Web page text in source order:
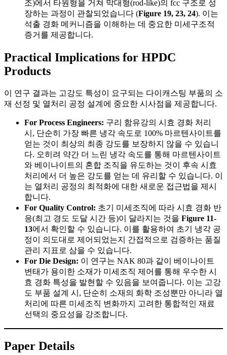
조)에서 타원형을 거쳐 막대형(rod-like)의 fcc 구조로 성
장하는 과정이 관찰되었습니다 (Figure 19, 23, 24). 이는
석출 경화 메커니즘을 이해하는 데 중요한 미세구조적
증거를 제공합니다.
Practical Implications for HPDC
Products
이 연구 결과는 고강도 특성이 요구되는 다이캐스팅 부품의 소
재 선정 및 열처리 공정 설계에 중요한 시사점을 제공합니다.
For Process Engineers: 구리 함유강의 시효 경화 처리
시, 단순히 가장 빠른 냉각 속도로 100% 마르텐사이트를
얻는 것이 최상의 최종 강도를 보장하지 않을 수 있습니
다. 오히려 약간 더 느린 냉각 속도를 통해 마르텐사이트
와 베이나이트의 혼합 조직을 유도하는 것이 후속 시효
처리에서 더 높은 강도를 얻는 데 유리할 수 있습니다. 이
는 열처리 공정의 최적화에 대한 새로운 접근법을 제시
합니다.
For Quality Control: 초기 미세조직에 따라 시효 경화 반
응(최고 경도 도달 시간 등)이 달라지는 것을 Figure 11-
13에서 확인할 수 있습니다. 이를 활용하여 초기 냉각 공
정이 의도대로 제어되었는지 간접적으로 검증하는 품질
관리 지표로 삼을 수 있습니다.
For Die Design: 이 연구는 NAK 80과 같이 베이나이트
변태가 용이한 소재가 미세조직 제어를 통해 우수한 시
효 경화 특성을 발현할 수 있음을 보여줍니다. 이는 고강
도 부품 설계 시, 단순히 소재의 화학 조성뿐만 아니라 열
처리에 따른 미세조직 변화까지 고려한 통합적인 재료
선택의 중요성을 강조합니다.
Paper Details